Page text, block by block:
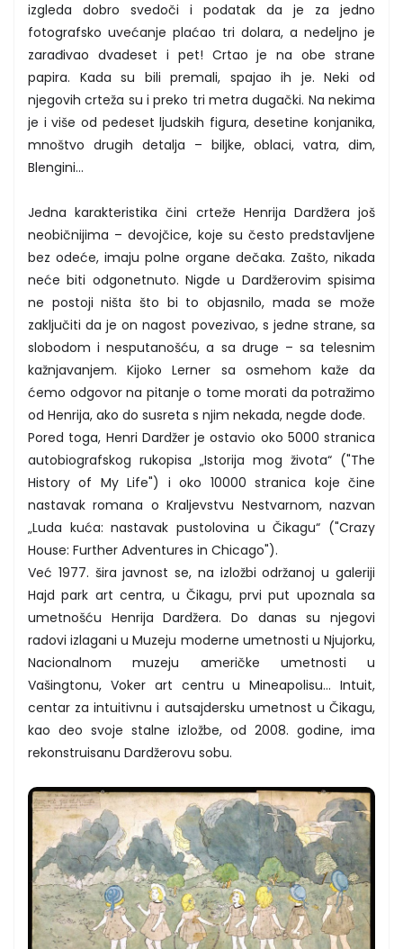
izgleda dobro svedoči i podatak da je za jedno
fotografsko uvećanje plaćao tri dolara, a nedeljno je
zarađivao dvadeset i pet! Crtao je na obe strane
papira. Kada su bili premali, spajao ih je. Neki od
njegovih crteža su i preko tri metra dugački. Na nekima
je i više od pedeset ljudskih figura, desetine konjanika,
mnoštvo drugih detalja – biljke, oblaci, vatra, dim,
Blengini…
Jedna karakteristika čini crteže Henrija Dardžera još
neobičnijima – devojčice, koje su često predstavljene
bez odeće, imaju polne organe dečaka. Zašto, nikada
neće biti odgonetnuto. Nigde u Dardžerovim spisima
ne postoji ništa što bi to objasnilo, mada se može
zaključiti da je on nagost povezivao, s jedne strane, sa
slobodom i nesputanošću, a sa druge – sa telesnim
kažnjavanjem. Kijoko Lerner sa osmehom kaže da
ćemo odgovor na pitanje o tome morati da potražimo
od Henrija, ako do susreta s njim nekada, negde dođe.
Pored toga, Henri Dardžer je ostavio oko 5000 stranica
autobiografskog rukopisa „Istorija mog života“ ("The
History of My Life") i oko 10000 stranica koje čine
nastavak romana o Kraljevstvu Nestvarnom, nazvan
„Luda kuća: nastavak pustolovina u Čikagu“ ("Crazy
House: Further Adventures in Chicago").
Već 1977. šira javnost se, na izložbi održanoj u galeriji
Hajd park art centra, u Čikagu, prvi put upoznala sa
umetnošću Henrija Dardžera. Do danas su njegovi
radovi izlagani u Muzeju moderne umetnosti u Njujorku,
Nacionalnom muzeju američke umetnosti u
Vašingtonu, Voker art centru u Mineapolisu… Intuit,
centar za intuitivnu i autsajdersku umetnost u Čikagu,
kao deo svoje stalne izložbe, od 2008. godine, ima
rekonstruisanu Dardžerovu sobu.